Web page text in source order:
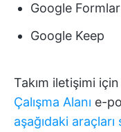
Google Formlar
Google Keep
Takım iletişimi
Çalışma Alanı e-
aşağıdaki araçları